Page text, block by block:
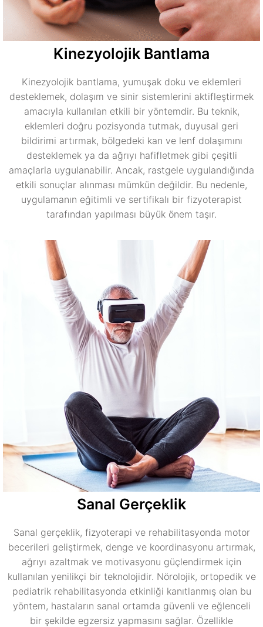
Kinezyolojik Bantlama
Kinezyolojik bantlama, yumuşak doku ve eklemleri
desteklemek, dolaşım ve sinir sistemlerini aktifleştirmek
amacıyla kullanılan etkili bir yöntemdir. Bu teknik,
eklemleri doğru pozisyonda tutmak, duyusal geri
bildirimi artırmak, bölgedeki kan ve lenf dolaşımını
desteklemek ya da ağrıyı hafifletmek gibi çeşitli
amaçlarla uygulanabilir. Ancak, rastgele uygulandığında
etkili sonuçlar alınması mümkün değildir. Bu nedenle,
uygulamanın eğitimli ve sertifikalı bir fizyoterapist
tarafından yapılması büyük önem taşır.
Sanal Gerçeklik
Sanal gerçeklik, fizyoterapi ve rehabilitasyonda motor
becerileri geliştirmek, denge ve koordinasyonu artırmak,
ağrıyı azaltmak ve motivasyonu güçlendirmek için
kullanılan yenilikçi bir teknolojidir. Nörolojik, ortopedik ve
pediatrik rehabilitasyonda etkinliği kanıtlanmış olan bu
yöntem, hastaların sanal ortamda güvenli ve eğlenceli
bir şekilde egzersiz yapmasını sağlar. Özellikle